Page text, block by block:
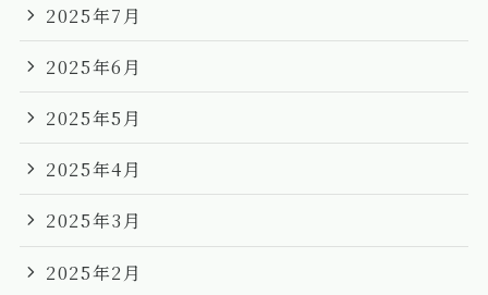
2025年7月
2025年6月
2025年5月
2025年4月
2025年3月
2025年2月